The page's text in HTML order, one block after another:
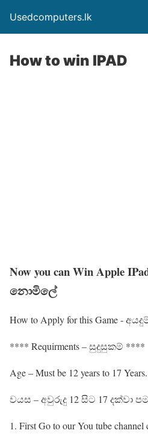
Usedcomputers.lk
How to win IPAD
Now you can Win Apple
නොමිලේ
How to Apply for this Game -
**** Requirments – සුදුසුකම් ****
Age – Must be 12 years to 17 Years.
වයස – අවුරුදු 12 සිට 17 දක්වා
1. First Go to our You tube